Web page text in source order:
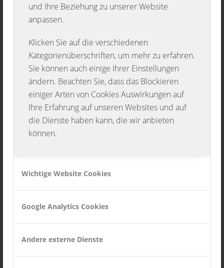
und Ihre Beziehung zu unserer Website
anpassen.
Klicken Sie auf die verschiedenen
Kategorienüberschriften, um mehr zu erfahren.
Sie können auch einige Ihrer Einstellungen
ändern. Beachten Sie, dass das Blockieren
einiger Arten von Cookies Auswirkungen auf
Ihre Erfahrung auf unseren Websites und auf
die Dienste haben kann, die wir anbieten
können.
Wichtige Website Cookies
Google Analytics Cookies
Andere externe Dienste
Solltest du neben der Musik auch noch an
gemeinsamen Unternehmungen interessiert
sein, bist du bei uns goldrichtig!!
Wenn du dich nun angesprochen fühlst, dann
zögere nicht und melde dich bei uns. Du wirst
es ganz bestimmt nicht bereuen!!
Die Musketiere freuen sich auf dich!!